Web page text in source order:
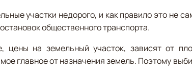
участки недорого, и как правило это не
общественного транспорта.
цены на земельный участок, зависят от
главное от назначения земель. Поэтому